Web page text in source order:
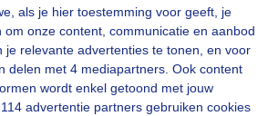
als je hier toestemming voor geeft, je
om onze content, communicatie en aanbod
je relevante advertenties te tonen, en voor
delen met 4 mediapartners. Ook content
wordt enkel getoond met jouw
advertentie partners gebruiken cookies
Een moment geduld aub...